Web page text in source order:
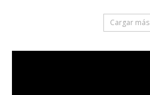
Cargar más